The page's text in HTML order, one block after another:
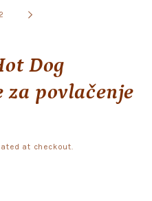
2
Dog
za povlačenje
at checkout.